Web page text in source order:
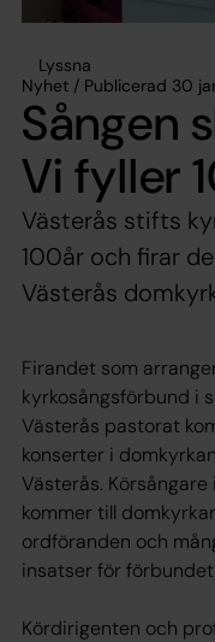
Lyssna
Nyhet / Publicerad 30
Sången
Vi fyller
Västerås stifts
100år och firar
Västerås
Firandet som
kyrkosångsförbund i
Västerås pastorat
konserter i
Västerås.
kommer till
ordföranden och
insatser för
Kördirigenten och